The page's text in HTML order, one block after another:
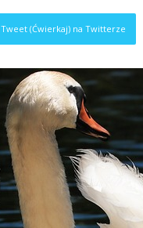
Tweet (Ćwierkaj) na Twitterze